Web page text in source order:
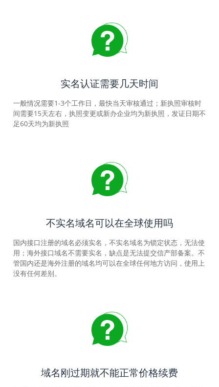
实名认证需要几天时间
一般情况需要1-3个工作日，最快当天审核通过；新执照审核时
间需要15天左右，执照变更或新办企业均为新执照，发证日期不
足60天均为新执照
不实名域名可以在全球使用吗
国内接口注册的域名必须实名，不实名域名为锁定状态，无法使
用；海外接口域名不需要实名，缺点是无法提交信产部备案。不
管国内还是海外注册的域名均可以在全球任何地方访问，使用上
没有任何差别。
域名刚过期就不能正常价格续费